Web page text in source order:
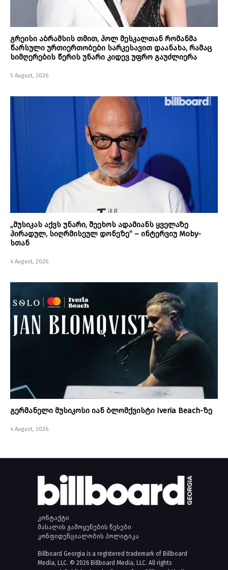
გრეისი აბრამსის თმით, პოლ მესკალთან რომანმა
წარსული ურთიერთობები სარკესავით დაანახა, რამაც
სიმღერების წერის უნარი კიდევ უფრო გაუძლიერა
5 August, 2026
„მუსიკას აქვს უნარი, შეეხოს ადამიანს ყველაზე
პირადულ, სიღრმისეულ დონეზე” – ინტერვიუ Moby-
სთან
4 August, 2026
გერმანელი მუსიკოსი იან ბლომქვისტი Iveria Beach-ზე
4 August, 2026
კონტაქტი
მასალის გამოყენების წესები
კონფიდენციალობის პოლიტიკა
Billboard Georgia is a registered trademark of Billboard
Media, LLC. © 2026 Billboard Media, LLC. All rights